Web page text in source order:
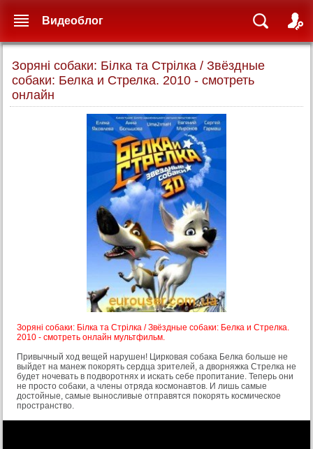
Зоряні собаки: Білка та Стрілка / Звёздные
собаки: Белка и Стрелка. 2010 - смотреть
онлайн
Зоряні собаки: Білка та Стрілка / Звёздные собаки: Белка и Стрелка.
2010 - смотреть онлайн мультфильм.
Привычный ход вещей нарушен! Цирковая собака Белка больше не
выйдет на манеж покорять сердца зрителей, а дворняжка Стрелка не
будет ночевать в подворотнях и искать себе пропитание. Теперь они
не просто собаки, а члены отряда космонавтов. И лишь самые
достойные, самые выносливые отправятся покорять космическое
пространство.
Видеоблог